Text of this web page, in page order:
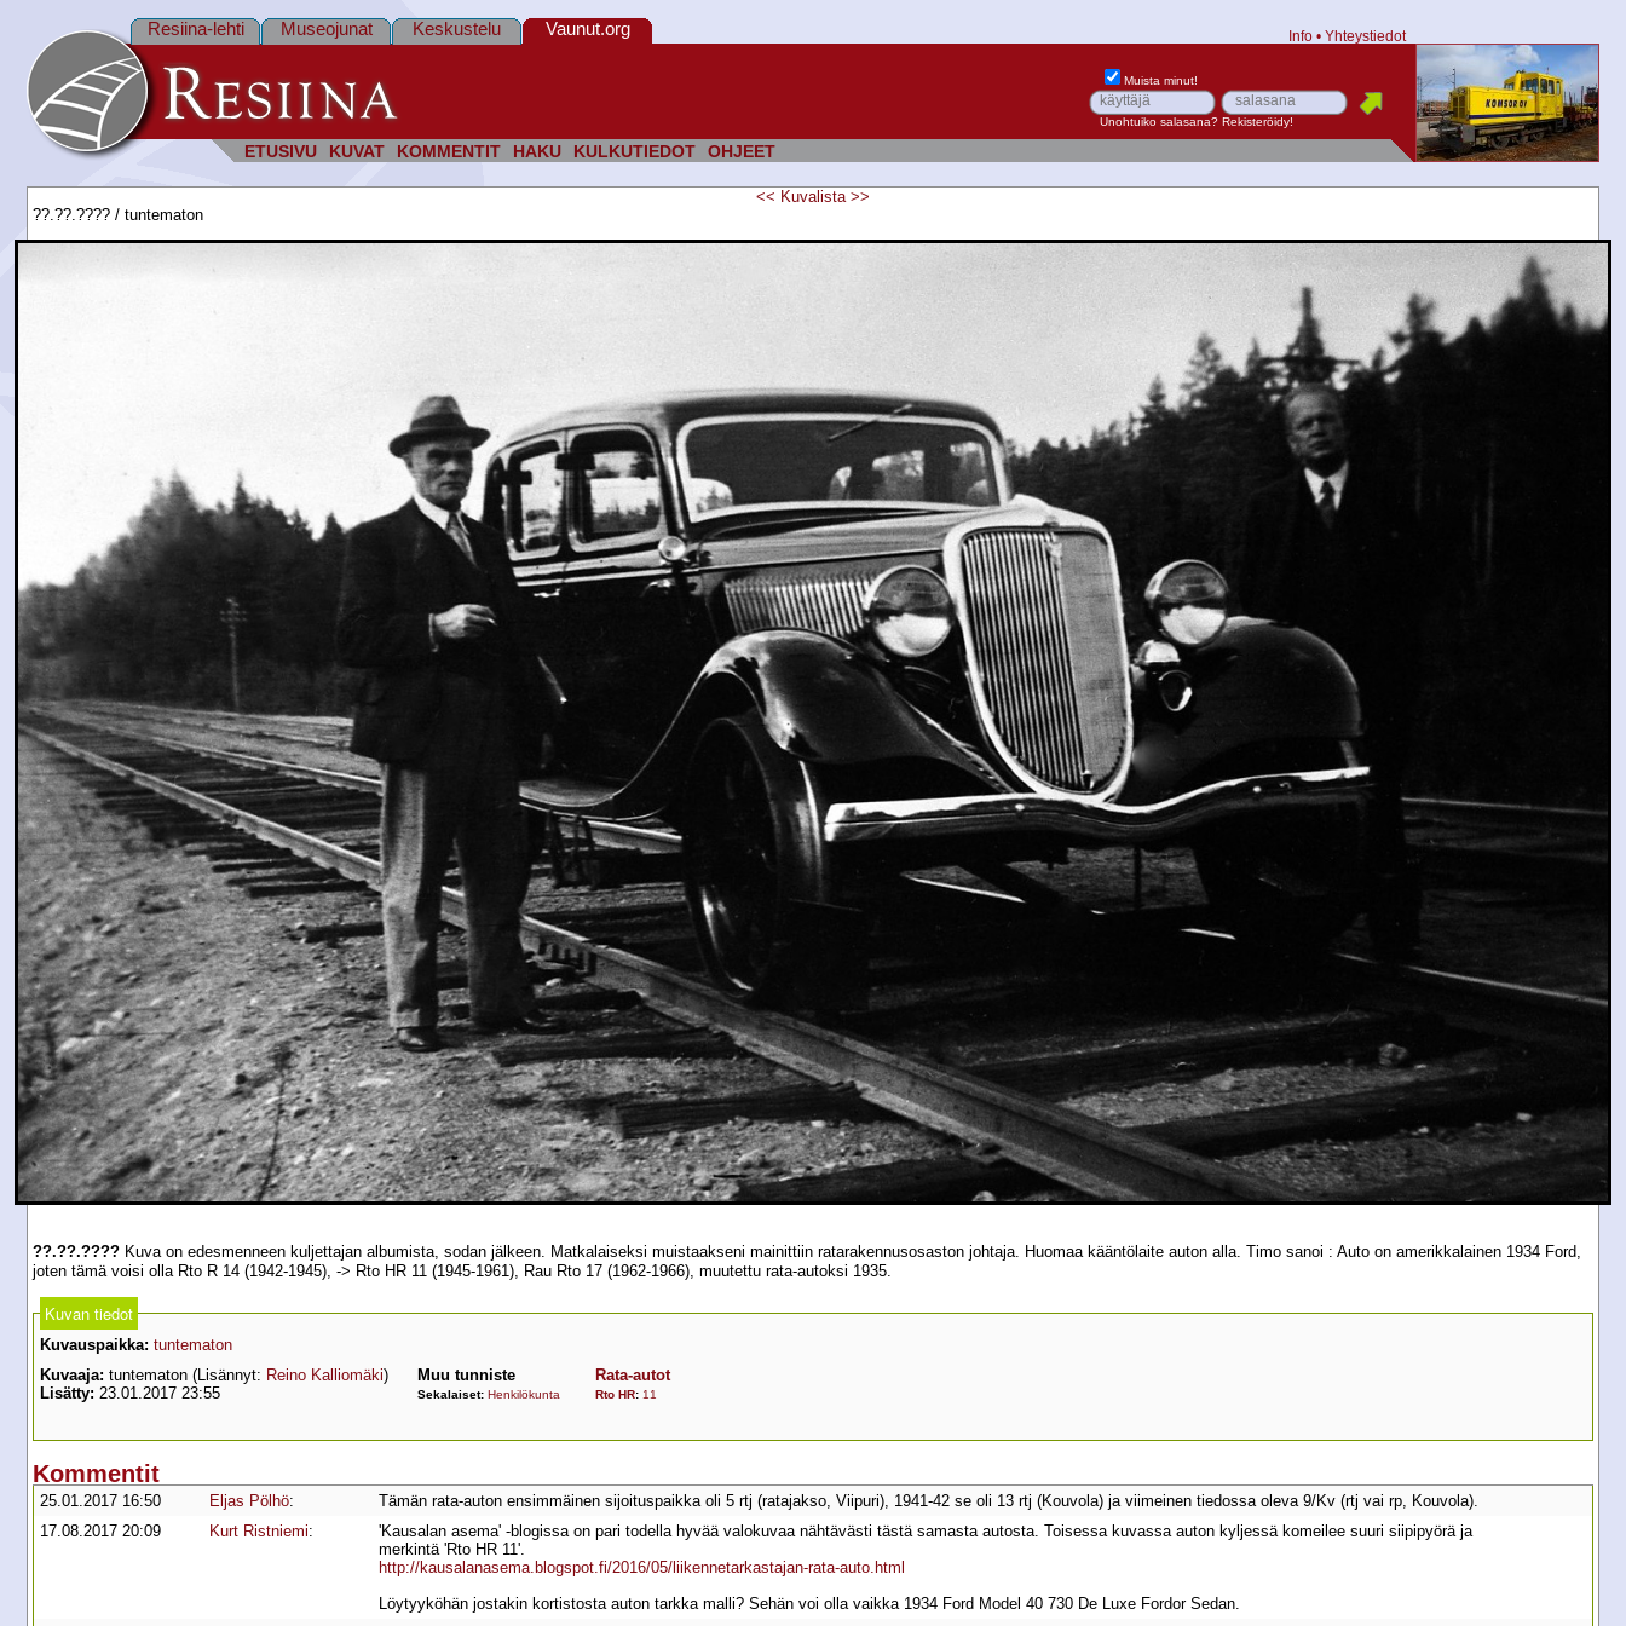
ETUSIVU KUVAT KOMMENTIT HAKU KULKUTIEDOT OHJEET
Resiina-lehti Museojunat Keskustelu Vaunut.org Info • Yhteystiedot
Muista minut!
Unohtuiko salasana? Rekisteröidy!
<< Kuvalista >>
??.??.???? / tuntematon
??.??.???? Kuva on edesmenneen kuljettajan albumista, sodan jälkeen. Matkalaiseksi muistaakseni mainittiin ratarakennusosaston johtaja. Huomaa kääntölaite auton alla. Timo sanoi : Auto on amerikkalainen 1934 Ford,
joten tämä voisi olla Rto R 14 (1942-1945), -> Rto HR 11 (1945-1961), Rau Rto 17 (1962-1966), muutettu rata-autoksi 1935.
Kuvan tiedot
Kuvauspaikka: tuntematon
Kuvaaja: tuntematon (Lisännyt: Reino Kalliomäki)
Lisätty: 23.01.2017 23:55
Muu tunniste
Sekalaiset: Henkilökunta
Rata-autot
Rto HR: 11
Kommentit
25.01.2017 16:50 Eljas Pölhö:
Tämän rata-auton ensimmäinen sijoituspaikka oli 5 rtj (ratajakso, Viipuri), 1941-42 se oli 13 rtj (Kouvola) ja viimeinen tiedossa oleva 9/Kv (rtj vai rp, Kouvola).
17.08.2017 20:09
Kurt Ristniemi:
'Kausalan asema' -blogissa on pari todella hyvää valokuvaa nähtävästi tästä samasta autosta. Toisessa kuvassa auton kyljessä komeilee suuri siipipyörä ja
merkintä 'Rto HR 11'.
http://kausalanasema.blogspot.fi/2016/05/liikennetarkastajan-rata-auto.html
Löytyyköhän jostakin kortistosta auton tarkka malli? Sehän voi olla vaikka 1934 Ford Model 40 730 De Luxe Fordor Sedan.